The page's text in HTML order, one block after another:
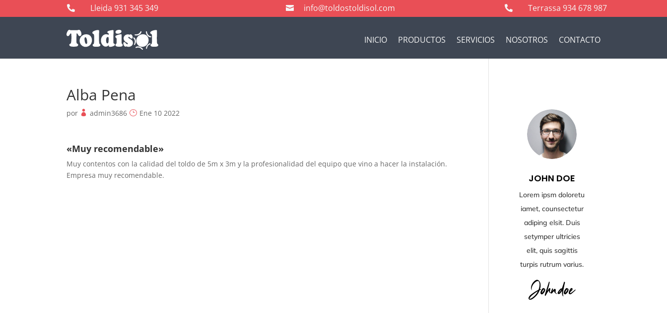
 Lleida 931 345 349  info@toldostoldisol.com  Terrassa 934 678 987
INICIO PRODUCTOS SERVICIOS NOSOTROS CONTACTO
Alba Pena
por admin3686 Ene 10 2022
«Muy recomendable»
Muy contentos con la calidad del toldo de 5m x 3m y la profesionalidad del equipo que vino a hacer la instalación.
Empresa muy recomendable.
JOHN DOE
Lorem ipsm doloretu
iamet, counsectetur
adiping elsit. Duis
setymper ultricies
elit, quis sagittis
turpis rutrum varius.